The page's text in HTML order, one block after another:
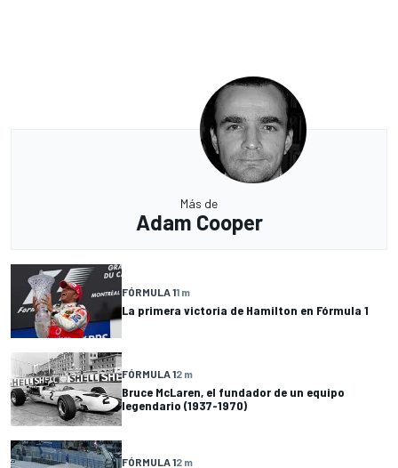
Más de
Adam Cooper
FÓRMULA 11 m
La primera victoria de Hamilton en Fórmula 1
FÓRMULA 12 m
Bruce McLaren, el fundador de un equipo
legendario (1937-1970)
FÓRMULA 12 m